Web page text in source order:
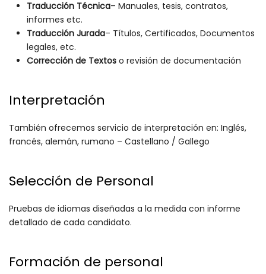
Traducción Técnica– Manuales, tesis, contratos,
informes etc.
Traducción Jurada– Títulos, Certificados, Documentos
legales, etc.
Corrección de Textos o revisión de documentación
Interpretación
También ofrecemos servicio de interpretación en: Inglés,
francés, alemán, rumano – Castellano / Gallego
Selección de Personal
Pruebas de idiomas diseñadas a la medida con informe
detallado de cada candidato.
Formación de personal